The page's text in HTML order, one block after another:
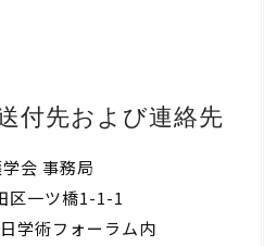
付先および連絡先
会 事務局
一ツ橋1-1-1
学術フォーラム内